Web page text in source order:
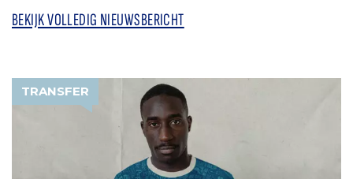
BEKIJK VOLLEDIG NIEUWSBERICHT
TRANSFER